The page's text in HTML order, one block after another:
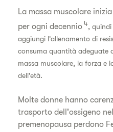
La massa muscolare
per ogni decennio 4,
aggiungi l'allenamento di
consuma quantità adeguate
massa muscolare, la forza e
dell'età.
Molte donne hanno
trasporto dell'ossigeno
premenopausa perdono